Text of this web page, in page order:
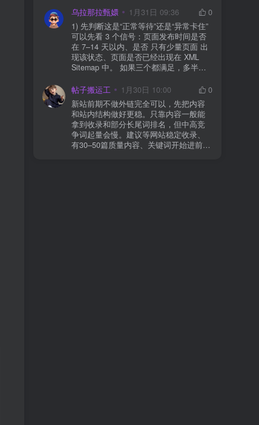
全插件） 检查是否启用了“缓存结账页/接
口路径”（结账页和回调接口不应缓存）
看服务器错误日志是否有 500/致命错误
导致回调执行中断 解决方案： 放行 wp-
json、wc-api、支付网关回调 URL（按网
关文档配置） 关闭结账页的缓存与 JS
合并压缩测试一次 若使用 Cloudflare：
则
乌拉那拉甄嬛 1月31日 09:36
0
1) 先判断这是“正常等待”还是“异常卡住”
可以先看 3 个信号：页面发布时间是否
在 7–14 天以内、是否 只有少量页面 出
现该状态、页面是否已经出现在 XML
Sitemap 中。 如果三个都满足，多半属
手。 2) 什么情况下“等”是没用的？ 以下
情况基本不会靠时间自动解决：页面几
乎没有内链（孤立页）、内容与站内已
有页面高度相似、canonical 指向了别的
URL、同一主题短时间发布太多相似文
章。 这种情况下，Google 已经抓取，但
判断“当前不值得进入索引”。 3) 最有效
帖子搬运工 1月30日 10:00
0
新站前期不做外链完全可以，先把内容
和站内结构做好更稳。只靠内容一般能
拿到收录和部分长尾词排名，但中高竞
争词起量会慢。建议等网站稳定收录、
有30–50篇质量内容、关键词开始进前